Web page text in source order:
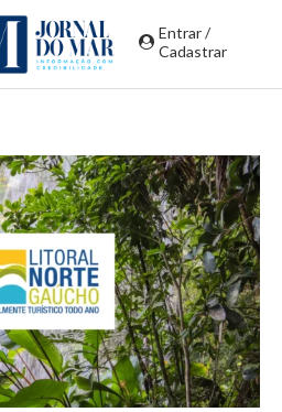
Entrar /
Cadastrar